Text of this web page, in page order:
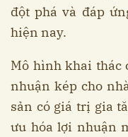
đột phá và đáp
hiện nay.
Mô hình khai thác
nhuận kép cho
sản có giá trị gia
ưu hóa lợi nhuận